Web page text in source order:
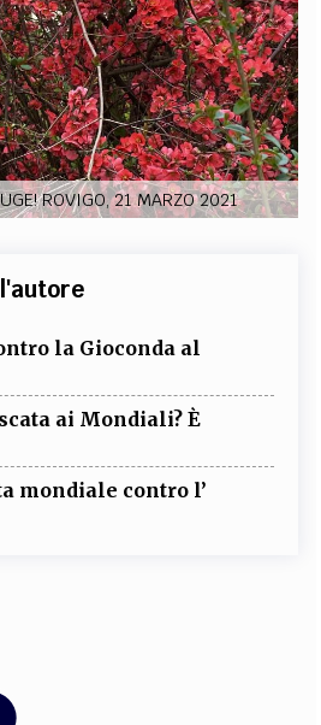
EXTRA
PROCEEDINGS PUBBLICITÀ CONTATTI
MEDIA
ROVIGO, 21 MARZO 2021
la Gioconda al
ai Mondiali? È
mondiale contro l’